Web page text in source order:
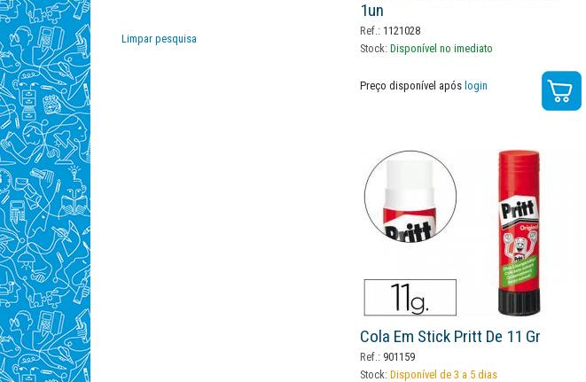
Limpar pesquisa
1un
Ref.:1121028
Stock: Disponível no imediato
Preço disponível após login
Cola Em Stick Pritt De 11 Gr
Ref.:901159
Stock: Disponível de 3 a 5 dias